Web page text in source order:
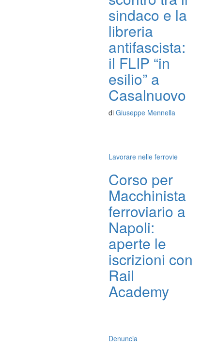
sindaco e la
libreria
antifascista:
il FLIP “in
esilio” a
Casalnuovo
di Giuseppe Mennella
Lavorare nelle ferrovie
Corso per
Macchinista
ferroviario a
Napoli:
aperte le
iscrizioni con
Rail
Academy
Denuncia